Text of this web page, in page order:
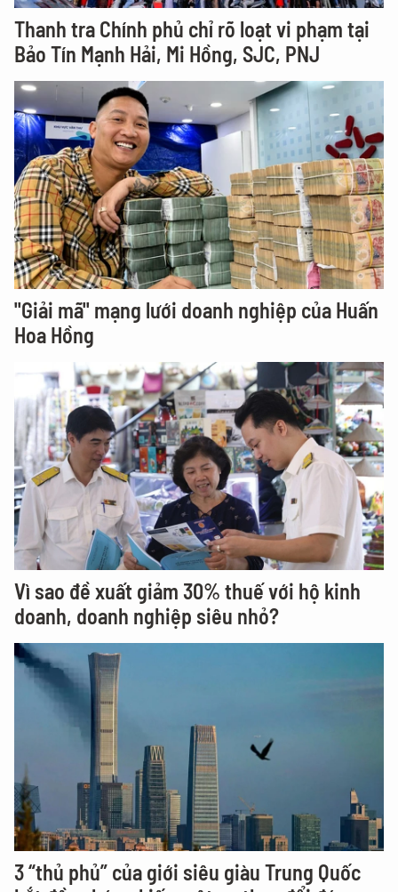
Thanh tra Chính phủ chỉ rõ loạt vi phạm tại
Bảo Tín Mạnh Hải, Mi Hồng, SJC, PNJ
"Giải mã" mạng lưới doanh nghiệp của Huấn
Hoa Hồng
Vì sao đề xuất giảm 30% thuế với hộ kinh
doanh, doanh nghiệp siêu nhỏ?
3 “thủ phủ” của giới siêu giàu Trung Quốc